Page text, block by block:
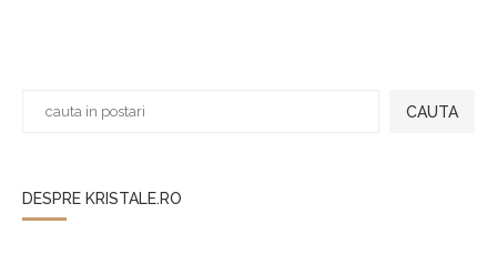
CAUTA
DESPRE KRISTALE.RO